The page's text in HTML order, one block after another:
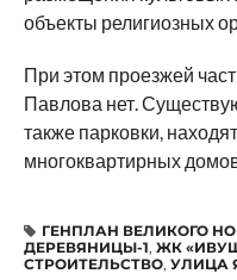
объекты религиозных
При этом проезжей
Павлова нет.
также парковки,
многоквартирных
ГЕНПЛАН ВЕЛИКОГО
ДЕРЕВЯНИЦЫ-1, ЖК
СТРОИТЕЛЬСТВО, УЛИЦА